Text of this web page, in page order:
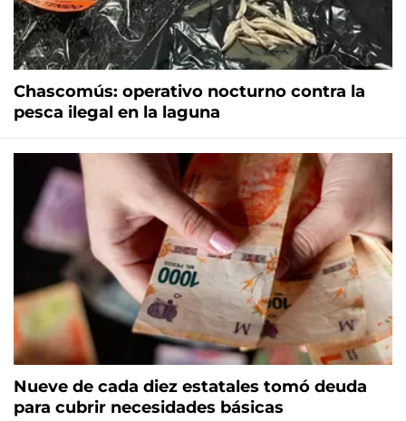
Chascomús: operativo nocturno contra la
pesca ilegal en la laguna
Nueve de cada diez estatales tomó deuda
para cubrir necesidades básicas